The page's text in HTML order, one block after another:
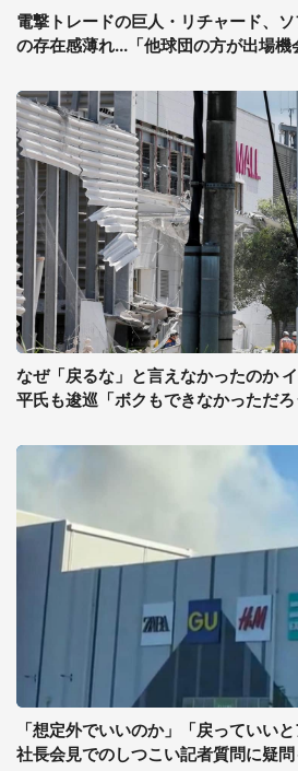
電撃トレードの巨人・リチャード、
の存在感薄れ...「他球団の方が出場機
なぜ「戻るな」と言えなかったのか
平氏も逡巡「ボクもできなかっただろ
「想定外でいいのか」「戻っていい
社長会見でのしつこい記者質問に疑問